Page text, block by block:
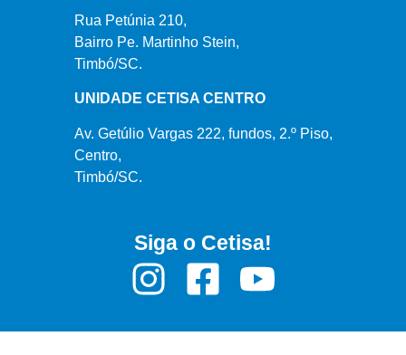
Rua Petúnia 210,
Bairro Pe. Martinho Stein,
Timbó/SC.
UNIDADE CETISA CENTRO
Av. Getúlio Vargas 222, fundos, 2.º Piso,
Centro,
Timbó/SC.
Siga o Cetisa!